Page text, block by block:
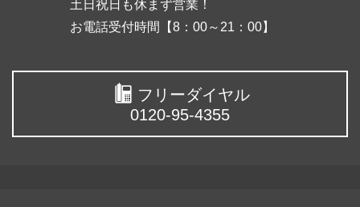
土日祝日も休まず営業！
お電話受付時間【8：00～21：00】
フリーダイヤル
0120-95-4355